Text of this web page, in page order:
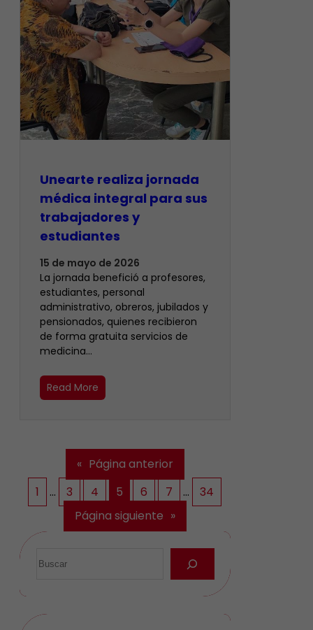
​Unearte realiza jornada
médica integral para sus
trabajadores y
estudiantes
15 de mayo de 2026
La jornada benefició a profesores,
estudiantes, personal
administrativo, obreros, jubilados y
pensionados, quienes recibieron
de forma gratuita servicios de
medicina…
Read More
« Página anterior
1
… 3 4 5 6 7 …
34
Página siguiente »